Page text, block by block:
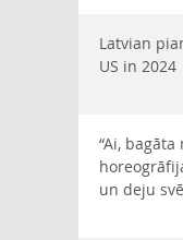
Latvian
US in 2024
“Ai,
un deju